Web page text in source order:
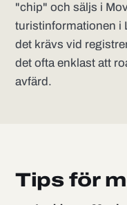
"chip" och säljs i
turistinformationen i
det krävs vid
det ofta enklast att
avfärd.
Tips för